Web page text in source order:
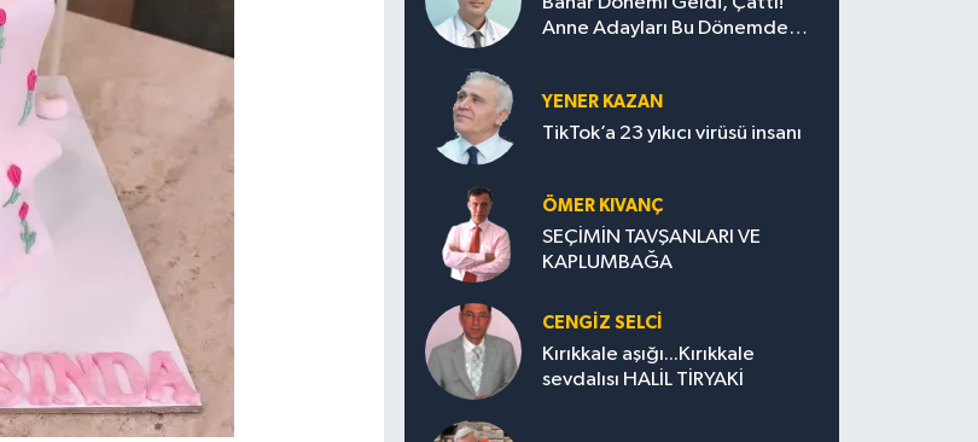
Anne Adayları Bu Dönemde
YENER KAZAN
TikTok’a 23 yıkıcı virüsü insanı
ÖMER KIVANÇ
SEÇİMİN TAVŞANLARI VE
KAPLUMBAĞA
CENGİZ SELCİ
Kırıkkale aşığı...Kırıkkale
sevdalısı HALİL TİRYAKİ